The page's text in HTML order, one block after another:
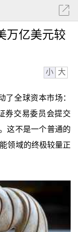
万亿美元较
小 大
了全球资本市场：
券交易委员会提交
这不是一个普通的
领域的终极较量正